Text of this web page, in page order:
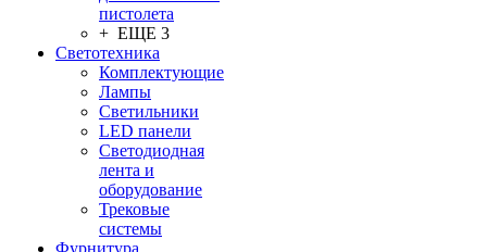
пистолета
+ ЕЩЕ 3
Светотехника
Комплектующие
Лампы
Светильники
LED панели
Светодиодная
лента и
оборудование
Трековые
системы
Фурнитура